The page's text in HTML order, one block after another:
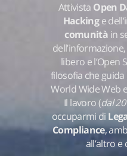
Attivista Open
Hackinge
comunità in
libero e l’Open
filosofia che
World Wide Web
Il lavoro (dal
occuparmi di
Compliance,
all’altro